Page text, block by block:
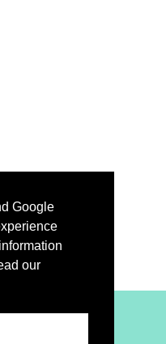
Google
our
2021